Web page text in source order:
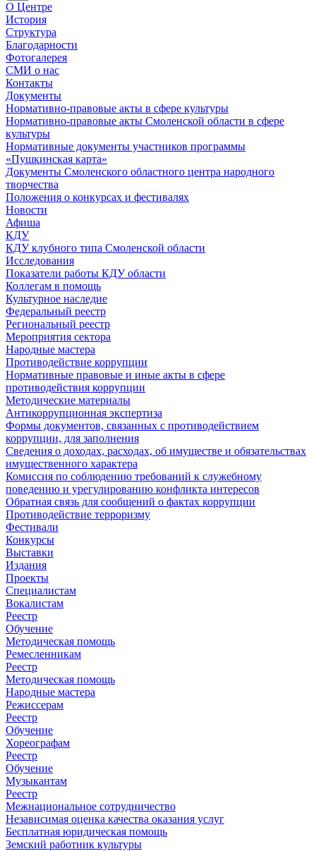
О Центре
История
Структура
Благодарности
Фотогалерея
СМИ о нас
Контакты
Документы
Нормативно-правовые акты в сфере культуры
Нормативно-правовые акты Смоленской области в сфере
культуры
Нормативные документы участников программы
«Пушкинская карта»
Документы Смоленского областного центра народного
творчества
Положения о конкурсах и фестивалях
Новости
Афиша
КДУ
КДУ клубного типа Смоленской области
Исследования
Показатели работы КДУ области
Коллегам в помощь
Культурное наследие
Федеральный реестр
Региональный реестр
Мероприятия сектора
Народные мастера
Противодействие коррупции
Нормативные правовые и иные акты в сфере
противодействия коррупции
Методические материалы
Антикоррупционная экспертиза
Формы документов, связанных с противодействием
коррупции, для заполнения
Сведения о доходах, расходах, об имуществе и обязательствах
имущественного характера
Комиссия по соблюдению требований к служебному
поведению и урегулированию конфликта интересов
Обратная связь для сообщений о фактах коррупции
Противодействие терроризму
Фестивали
Конкурсы
Выставки
Издания
Проекты
Специалистам
Вокалистам
Реестр
Обучение
Методическая помощь
Ремесленникам
Реестр
Методическая помощь
Народные мастера
Режиссерам
Реестр
Обучение
Хореографам
Реестр
Обучение
Музыкантам
Реестр
Межнациональное сотрудничество
Независимая оценка качества оказания услуг
Бесплатная юридическая помощь
Земский работник культуры